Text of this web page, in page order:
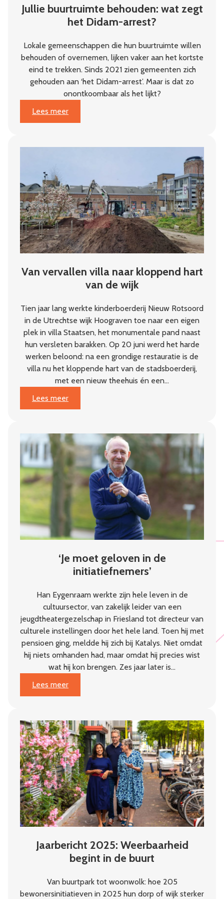
Jullie buurtruimte behouden: wat zegt
het Didam-arrest?
Lokale gemeenschappen die hun buurtruimte willen
behouden of overnemen, lijken vaker aan het kortste
eind te trekken. Sinds 2021 zien gemeenten zich
gehouden aan ‘het Didam-arrest’. Maar is dat zo
onontkoombaar als het lijkt?
Lees meer
:
Jullie
behouden:
zegt
het
Didam-
arrest?
Van vervallen villa naar kloppend hart
van de wijk
Tien jaar lang werkte kinderboerderij Nieuw Rotsoord
in de Utrechtse wijk Hoograven toe naar een eigen
plek in villa Staatsen, het monumentale pand naast
hun versleten barakken. Op 20 juni werd het harde
werken beloond: na een grondige restauratie is de
villa nu het kloppende hart van de stadsboerderij,
met een nieuw theehuis én een…
Lees meer
:
Van
villa
naar
kloppend
hart
van
de
‘Je moet geloven in de
initiatiefnemers’
Han Eygenraam werkte zijn hele leven in de
cultuursector, van zakelijk leider van een
jeugdtheatergezelschap in Friesland tot directeur van
culturele instellingen door het hele land. Toen hij met
pensioen ging, meldde hij zich bij Katalys. Niet omdat
hij niets omhanden had, maar omdat hij precies wist
wat hij kon brengen. Zes jaar later is…
Lees meer
:
‘Je
geloven
in
de
initiatiefnemers’
Jaarbericht 2025: Weerbaarheid
begint in de buurt
Van buurtpark tot woonwolk: hoe 205
bewonersinitiatieven in 2025 hun dorp of wijk sterker